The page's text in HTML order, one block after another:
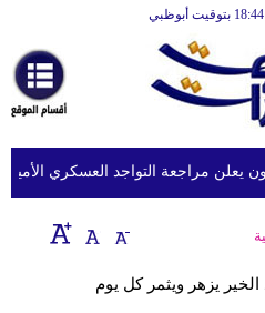
أخبارعاجلة
رياضة
ثقافة
إقتصاد
وموسيقى
يعلن مراجعة التواجد العسكري
يزهر ويثمر كل يوم